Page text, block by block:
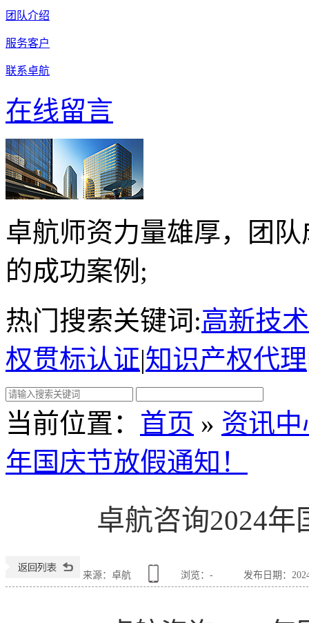
团队介绍
服务客户
联系卓航
在线留言
卓航师资力量雄厚，团
的成功案例;
热门搜索关键词:高新技
权贯标认证|知识产权代理
当前位置 ： 首页 » 资讯中
年国庆节放假通知！
卓航咨询2024
来源：卓航 浏览： - 发布日期：